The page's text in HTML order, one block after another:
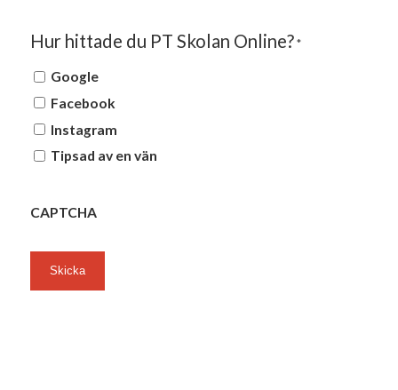
Hur hittade du PT Skolan Online? *
Google
Facebook
Instagram
Tipsad av en vän
CAPTCHA